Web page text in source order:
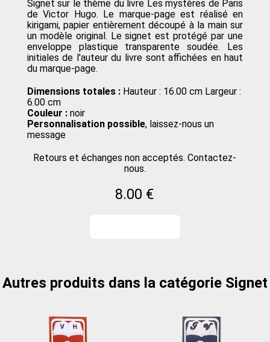
Signet sur le thème du livre Les mystères de Paris
de Victor Hugo. Le marque-page est réalisé en
kirigami, papier entièrement découpé à la main sur
un modèle original. Le signet est protégé par une
enveloppe plastique transparente soudée. Les
initiales de l'auteur du livre sont affichées en haut
du marque-page.
Dimensions totales : Hauteur : 16.00 cm Largeur :
6.00 cm
Couleur : noir
Personnalisation possible, laissez-nous un
message
Retours et échanges non acceptés. Contactez-
nous.
8.00 €
Autres produits dans la catégorie Signet